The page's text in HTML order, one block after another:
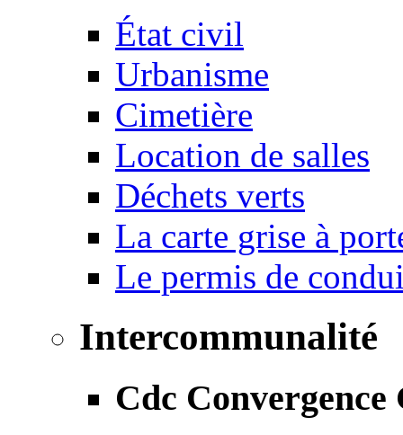
État civil
Urbanisme
Cimetière
Location de salles
Déchets verts
La carte grise à
Le permis de
Intercommunalité
Cdc Convergence